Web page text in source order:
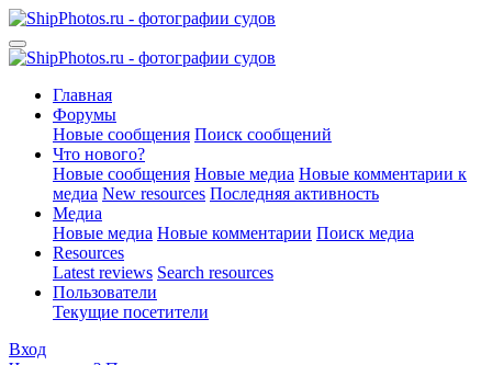
Главная
Форумы
Новые сообщения Поиск сообщений
Что нового?
Новые сообщения Новые медиа Новые комментарии к
медиа New resources Последняя активность
Медиа
Новые медиа Новые комментарии Поиск медиа
Resources
Latest reviews Search resources
Пользователи
Текущие посетители
Вход